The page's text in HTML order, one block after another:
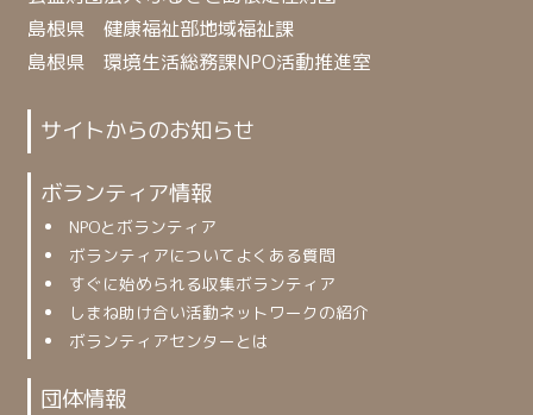
島根県 健康福祉部地域福祉課
島根県 環境生活総務課NPO活動推進室
サイトからのお知らせ
ボランティア情報
NPOとボランティア
ボランティアについてよくある質問
すぐに始められる収集ボランティア
しまね助け合い活動ネットワークの紹介
ボランティアセンターとは
団体情報